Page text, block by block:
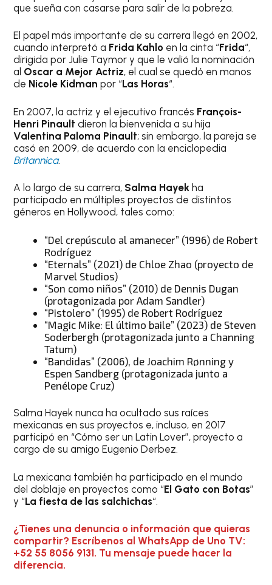
que sueña con casarse para salir de la pobreza.
El papel más importante de su carrera llegó en 2002,
cuando interpretó a Frida Kahlo en la cinta “Frida“,
dirigida por Julie Taymor y que le valió la nominación
al Oscar a Mejor Actriz, el cual se quedó en manos
de Nicole Kidman por “Las Horas“.
En 2007, la actriz y el ejecutivo francés François-
Henri Pinault dieron la bienvenida a su hija
Valentina Paloma Pinault; sin embargo, la pareja se
casó en 2009, de acuerdo con la enciclopedia
Britannica.
A lo largo de su carrera, Salma Hayek ha
participado en múltiples proyectos de distintos
géneros en Hollywood, tales como:
“Del crepúsculo al amanecer” (1996) de Robert
Rodríguez
“Eternals” (2021) de Chloe Zhao (proyecto de
Marvel Studios)
“Son como niños” (2010) de Dennis Dugan
(protagonizada por Adam Sandler)
“Pistolero” (1995) de Robert Rodríguez
“Magic Mike: El último baile” (2023) de Steven
Soderbergh (protagonizada junto a Channing
Tatum)
“Bandidas” (2006), de Joachim Rønning y
Espen Sandberg (protagonizada junto a
Penélope Cruz)
Salma Hayek nunca ha ocultado sus raíces
mexicanas en sus proyectos e, incluso, en 2017
participó en “Cómo ser un Latin Lover”, proyecto a
cargo de su amigo Eugenio Derbez.
La mexicana también ha participado en el mundo
del doblaje en proyectos como “El Gato con Botas”
y “La fiesta de las salchichas“.
¿Tienes una denuncia o información que quieras
compartir? Escríbenos al WhatsApp de Uno TV:
+52 55 8056 9131. Tu mensaje puede hacer la
diferencia.